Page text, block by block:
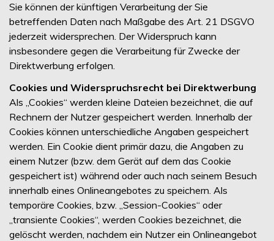
Sie können der künftigen Verarbeitung der Sie
betreffenden Daten nach Maßgabe des Art. 21 DSGVO
jederzeit widersprechen. Der Widerspruch kann
insbesondere gegen die Verarbeitung für Zwecke der
Direktwerbung erfolgen.
Cookies und Widerspruchsrecht bei Direktwerbung
Als „Cookies“ werden kleine Dateien bezeichnet, die auf
Rechnern der Nutzer gespeichert werden. Innerhalb der
Cookies können unterschiedliche Angaben gespeichert
werden. Ein Cookie dient primär dazu, die Angaben zu
einem Nutzer (bzw. dem Gerät auf dem das Cookie
gespeichert ist) während oder auch nach seinem Besuch
innerhalb eines Onlineangebotes zu speichern. Als
temporäre Cookies, bzw. „Session-Cookies“ oder
„transiente Cookies“, werden Cookies bezeichnet, die
gelöscht werden, nachdem ein Nutzer ein Onlineangebot